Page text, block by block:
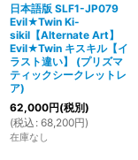
日本語版 SLF1-JP079
Evil★Twin Ki-
sikil【Alternate Art】
Evil★Twin キスキル【イ
ラスト違い】 (プリズマ
ティックシークレットレ
ア)
62,000円(税別)
(税込 : 68,200円)
在庫なし